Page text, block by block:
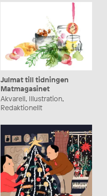
Julmat till tidningen
Matmagasinet
Akvarell, Illustration,
Redaktionellt